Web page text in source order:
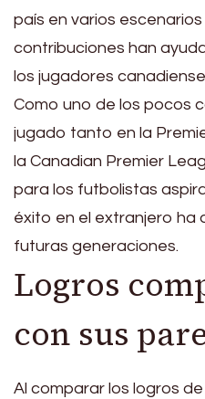
país en varios
contribuciones han
los jugadores
Como uno de los pocos
jugado tanto en la
la Canadian Premier
para los futbolistas
éxito en el extranjero ha
futuras generaciones.
Logros
con sus
Al comparar los logros